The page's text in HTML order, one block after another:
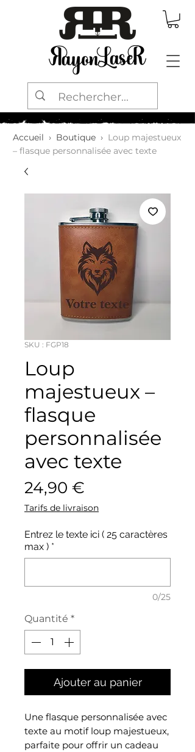
Accueil › Boutique › Loup majestueux
– flasque personnalisée avec texte
SKU : FGP18
Loup
majestueux –
flasque
personnalisée
avec texte
24,90 €
Tarifs de livraison
Entrez le texte ici ( 25 caractères
max ) *
0/25
Quantité *
Ajouter au panier
Une flasque personnalisée avec
texte au motif loup majestueux,
parfaite pour offrir un cadeau